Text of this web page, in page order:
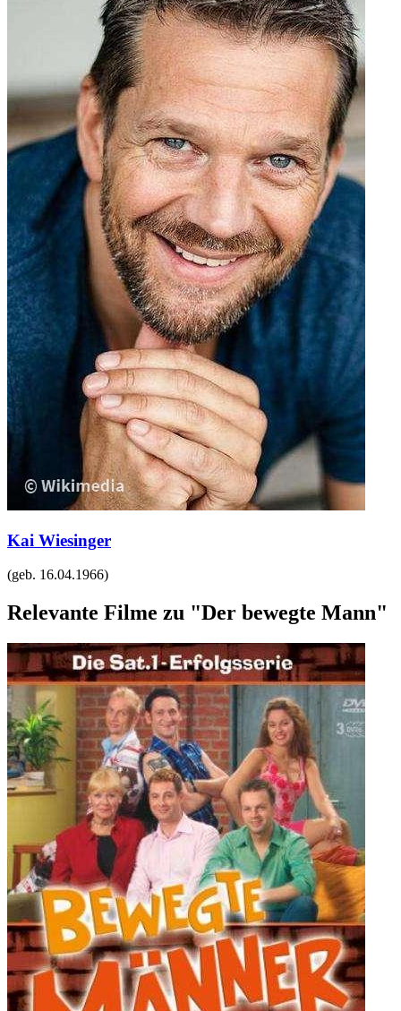
Kai Wiesinger
(geb. 16.04.1966)
Relevante Filme zu "Der bewegte Mann"